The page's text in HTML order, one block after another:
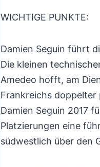
WICHTIGE PUNKTE:
Damien Seguin führt
Die kleinen
Amedeo hofft, am
Frankreichs doppelter
Damien Seguin 2017
Platzierungen eine
südwestlich über den